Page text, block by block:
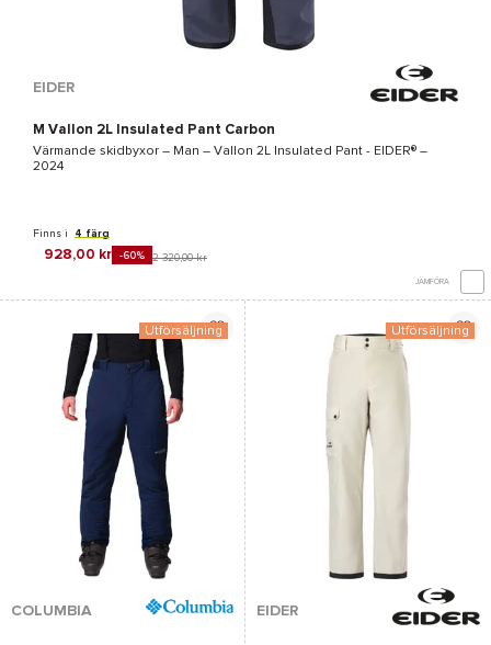
EIDER
M Vallon 2L Insulated Pant Carbon
Värmande skidbyxor – Man – Vallon 2L Insulated Pant - EIDER® –
2024
928,00 kr -60% 2 320,00 kr
Finns i 4 färg
JÄMFÖRA
Utförsäljning
COLUMBIA
Utförsäljning
EIDER